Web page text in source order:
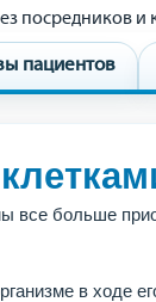
посредников
пациентов
все больше
в ходе